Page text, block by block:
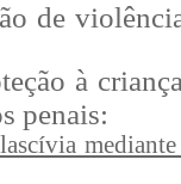
de
à
penais: